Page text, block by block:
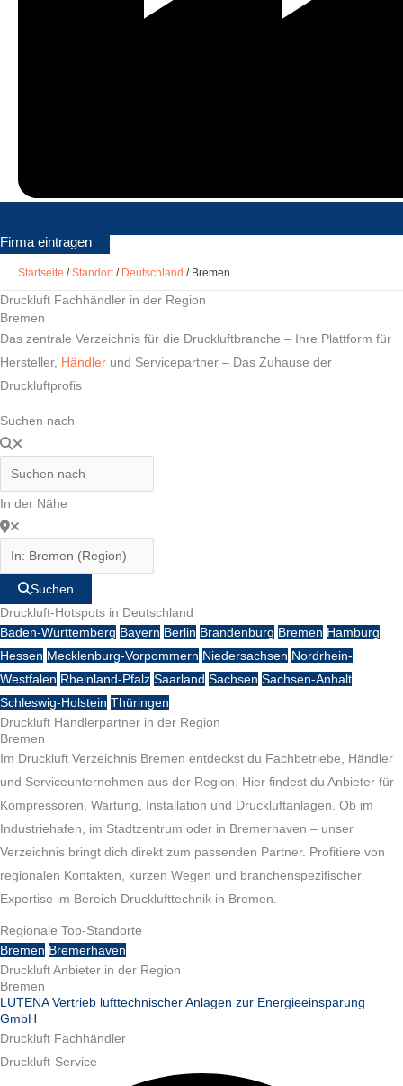
Firma eintragen
Startseite /Standort/ Deutschland / Bremen
Druckluft Fachhändler in der Region
Bremen
Das zentrale Verzeichnis für die Druckluftbranche – Ihre Plattform für
Hersteller, Händler und Servicepartner – Das Zuhause der
Druckluftprofis
Suchen nach
In der Nähe
Suchen
Druckluft-Hotspots in Deutschland
Baden-Württemberg Bayern Berlin Brandenburg Bremen Hamburg
Hessen Mecklenburg-Vorpommern Niedersachsen Nordrhein-
Westfalen Rheinland-Pfalz Saarland Sachsen Sachsen-Anhalt
Schleswig-Holstein Thüringen
Druckluft Händlerpartner in der Region
Bremen
Im Druckluft Verzeichnis Bremen entdeckst du Fachbetriebe, Händler
und Serviceunternehmen aus der Region. Hier findest du Anbieter für
Kompressoren, Wartung, Installation und Druckluftanlagen. Ob im
Industriehafen, im Stadtzentrum oder in Bremerhaven – unser
Verzeichnis bringt dich direkt zum passenden Partner. Profitiere von
regionalen Kontakten, kurzen Wegen und branchenspezifischer
Expertise im Bereich Drucklufttechnik in Bremen.
Regionale Top-Standorte
Bremen Bremerhaven
Druckluft Anbieter in der Region
Bremen
LUTENA Vertrieb lufttechnischer Anlagen zur Energieeinsparung
GmbH
Druckluft Fachhändler
Druckluft-Service